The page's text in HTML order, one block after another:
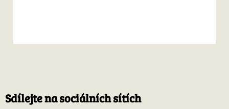
Sdílejte na sociálních sítích